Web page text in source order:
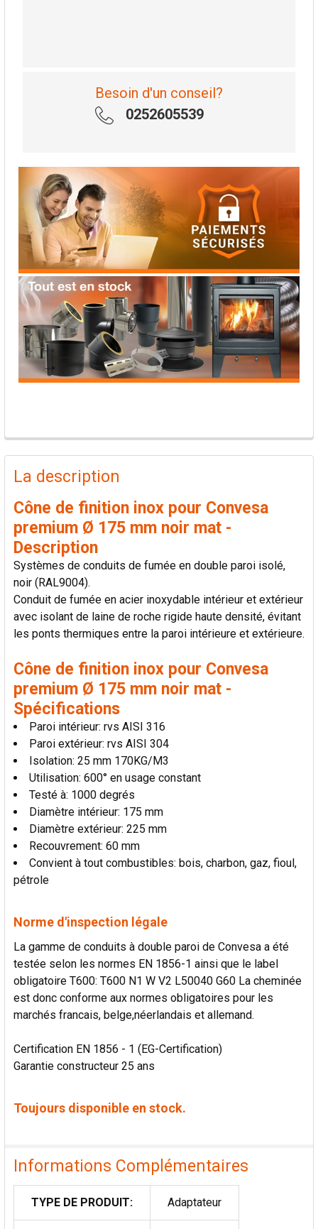
Besoin d'un conseil?
0252605539
PRODUITS
FRÉQUEMMENT
ACHETÉS
TOUT
SÉLECTIONNER
AJOUTER
LA
SÉLECTION
AU PANIER
La description
Cône de finition inox pour Convesa
premium Ø 175 mm noir mat -
Description
Systèmes de conduits de fumée en double paroi isolé,
noir (RAL9004).
Conduit de fumée en acier inoxydable intérieur et extérieur
avec isolant de laine de roche rigide haute densité, évitant
les ponts thermiques entre la paroi intérieure et extérieure.
Cône de finition inox pour Convesa
premium Ø 175 mm noir mat -
Spécifications
Paroi intérieur: rvs AISI 316
Paroi extérieur: rvs AISI 304
Isolation: 25 mm 170KG/M3
Utilisation: 600° en usage constant
Testé à: 1000 degrés
Diamètre intérieur: 175 mm
Diamètre extérieur: 225 mm
Recouvrement: 60 mm
Convient à tout combustibles: bois, charbon, gaz, fioul,
pétrole
Norme d'inspection légale
La gamme de conduits à double paroi de Convesa a été
testée selon les normes EN 1856-1 ainsi que le label
obligatoire T600: T600 N1 W V2 L50040 G60 La cheminée
est donc conforme aux normes obligatoires pour les
marchés francais, belge,néerlandais et allemand.
Certification EN 1856 - 1 (EG-Certification)
Garantie constructeur 25 ans
Toujours disponible en stock.
Informations Complémentaires
TYPE DE PRODUIT: Adaptateur